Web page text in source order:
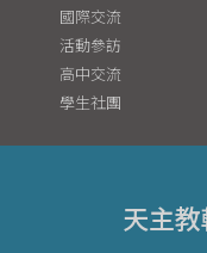
國際交流
活動參訪
高中交流
學生社團
天主